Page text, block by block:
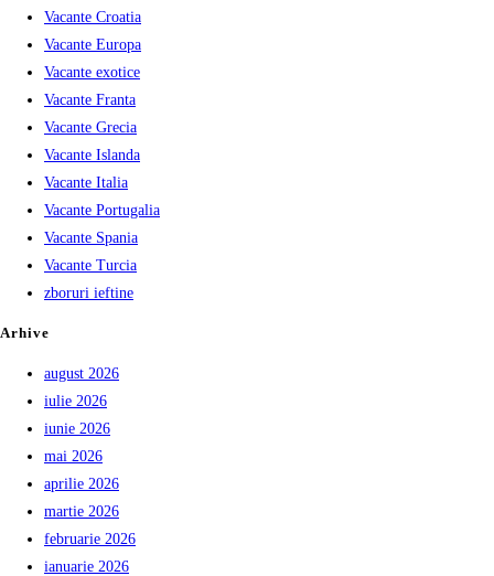
Vacante Croatia
Vacante Europa
Vacante exotice
Vacante Franta
Vacante Grecia
Vacante Islanda
Vacante Italia
Vacante Portugalia
Vacante Spania
Vacante Turcia
zboruri ieftine
Arhive
august 2026
iulie 2026
iunie 2026
mai 2026
aprilie 2026
martie 2026
februarie 2026
ianuarie 2026